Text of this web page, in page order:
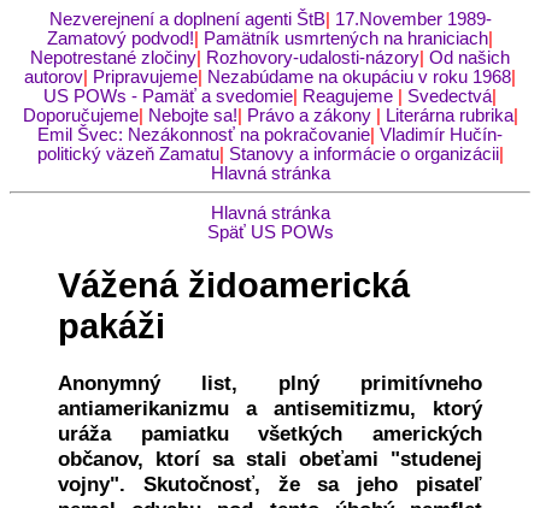
Nezverejnení a doplnení agenti ŠtB| 17.November 1989-
Zamatový podvod!
Pamätník usmrtených na hraniciach
Nepotrestané zločiny
Rozhovory-udalosti-názory Od našich
autorov
Pripravujeme Nezabúdame na okupáciu v roku 1968
US POWs - Pamäť a svedomie
Reagujeme Svedectvá
Doporučujeme| Nebojte sa! Právo a zákony| Literárna rubrika|
Emil Švec: Nezákonnosť na pokračovanie Vladimír Hučín-
politický väzeň Zamatu| Stanovy a informácie o organizácii|
Hlavná stránka
Hlavná stránka
Späť US POWs
Vážená židoamerická
pakáži
Anonymný list, plný primitívneho
antiamerikanizmu a antisemitizmu, ktorý
uráža pamiatku všetkých amerických
občanov, ktorí sa stali obeťami "studenej
vojny". Skutočnosť, že sa jeho pisateľ